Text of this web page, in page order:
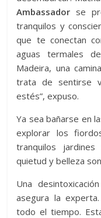
Ambassador se
tranquilos y
que te conectan
aguas termales
Madeira, una
trata de sentirse
estés”, expuso.
Ya sea bañarse en
explorar los
tranquilos
quietud y belleza
Una
asegura la
todo el tiempo.